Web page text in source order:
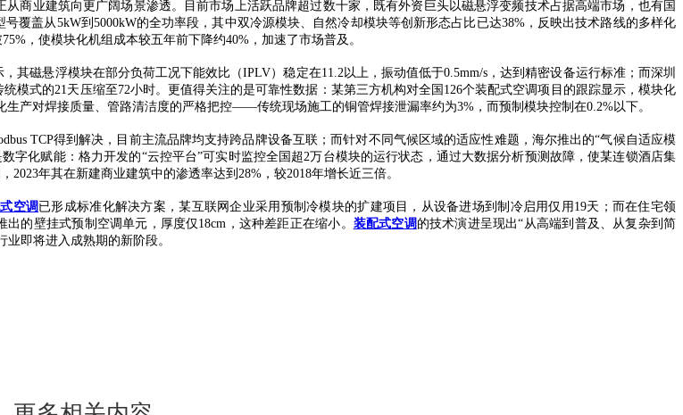
商业建筑向更广阔场景渗透。目前市场上活跃品牌超过数十家，既有外资巨头以磁悬浮变频技术占据高端市场，也有国
覆盖从5kW到5000kW的全功率段，其中双冷源模块、自然冷却模块等创新形态占比已达38%，反映出技术路线的多样化
，使模块化机组成本较五年前下降约40%，加速了市场普及。
，其磁悬浮模块在部分负荷工况下能效比（IPLV）稳定在11.2以上，振动值低于0.5mm/s，达到精密设备运行标准；而深圳
模式的21天压缩至72小时。更值得关注的是可靠性数据：某第三方机构对全国126个装配式空调项目的跟踪显示，模块化
产对焊接质量、管路清洁度的严格把控——传统现场施工的铜管焊接泄漏率约为3%，而预制模块控制在0.2%以下。
TCP得到解决，目前主流品牌均支持跨品牌设备互联；而针对不同气候区域的适应性难题，海尔推出的“气候自适应模
字化赋能：格力开发的“云控平台”可实时监控全国超2万台模块的运行状态，通过大数据分析预测故障，使某连锁酒店集
2023年其在新建商业建筑中的渗透率达到28%，较2018年增长近三倍。
空调 已形成标准化解决方案，某互联网企业采用预制冷模块的扩建项目，从设备进场到制冷启用仅用19天；而在住宅领
的壁挂式预制空调单元，厚度仅18cm，这种差距正在缩小。 装配式空调 的技术演进呈现出“从高端到普及、从复杂到简
即将进入成熟期的新阶段。